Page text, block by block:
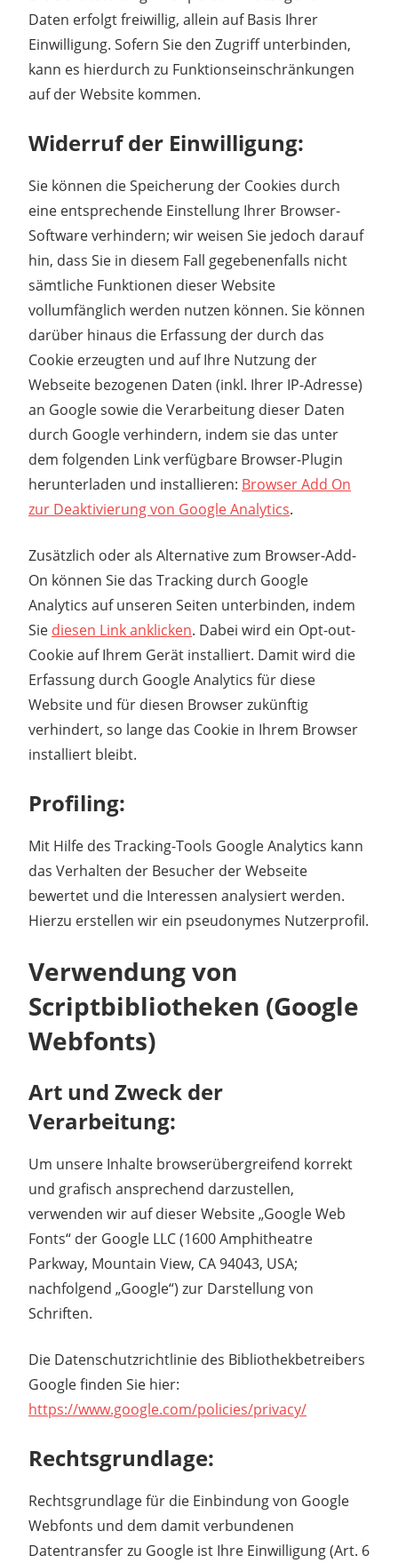
Daten erfolgt freiwillig, allein auf Basis Ihrer
Einwilligung. Sofern Sie den Zugriff unterbinden,
kann es hierdurch zu Funktionseinschränkungen
auf der Website kommen.
Widerruf der Einwilligung:
Sie können die Speicherung der Cookies durch
eine entsprechende Einstellung Ihrer Browser-
Software verhindern; wir weisen Sie jedoch darauf
hin, dass Sie in diesem Fall gegebenenfalls nicht
sämtliche Funktionen dieser Website
vollumfänglich werden nutzen können. Sie können
darüber hinaus die Erfassung der durch das
Cookie erzeugten und auf Ihre Nutzung der
Webseite bezogenen Daten (inkl. Ihrer IP-Adresse)
an Google sowie die Verarbeitung dieser Daten
durch Google verhindern, indem sie das unter
dem folgenden Link verfügbare Browser-Plugin
herunterladen und installieren: Browser Add On
zur Deaktivierung von Google Analytics.
Zusätzlich oder als Alternative zum Browser-Add-
On können Sie das Tracking durch Google
Analytics auf unseren Seiten unterbinden, indem
Sie diesen Link anklicken. Dabei wird ein Opt-out-
Cookie auf Ihrem Gerät installiert. Damit wird die
Erfassung durch Google Analytics für diese
Website und für diesen Browser zukünftig
verhindert, so lange das Cookie in Ihrem Browser
installiert bleibt.
Profiling:
Mit Hilfe des Tracking-Tools Google Analytics kann
das Verhalten der Besucher der Webseite
bewertet und die Interessen analysiert werden.
Hierzu erstellen wir ein pseudonymes Nutzerprofil.
Verwendung von
Scriptbibliotheken (Google
Webfonts)
Art und Zweck der
Verarbeitung:
Um unsere Inhalte browserübergreifend korrekt
und grafisch ansprechend darzustellen,
verwenden wir auf dieser Website „Google Web
Fonts“ der Google LLC (1600 Amphitheatre
Parkway, Mountain View, CA 94043, USA;
nachfolgend „Google“) zur Darstellung von
Schriften.
Die Datenschutzrichtlinie des Bibliothekbetreibers
Google finden Sie hier:
https://www.google.com/policies/privacy/
Rechtsgrundlage:
Rechtsgrundlage für die Einbindung von Google
Webfonts und dem damit verbundenen
Datentransfer zu Google ist Ihre Einwilligung (Art. 6